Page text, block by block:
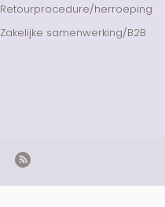
Retourprocedure/herroeping
Zakelijke samenwerking/B2B